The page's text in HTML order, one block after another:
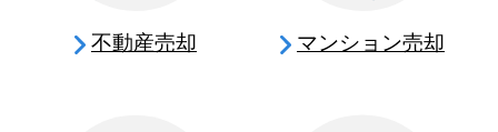
不動産売却 マンション売却